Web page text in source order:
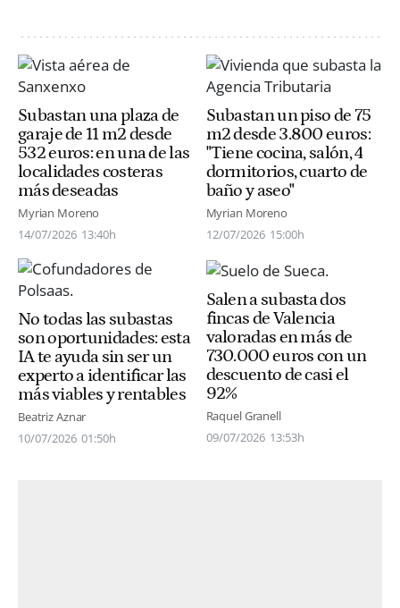
Subastan una plaza de
garaje de 11 m2 desde
532 euros: en una de las
localidades costeras
más deseadas
Myrian Moreno
14/07/2026 13:40h
Subastan un piso de 75
m2 desde 3.800 euros:
"Tiene cocina, salón, 4
dormitorios, cuarto de
baño y aseo"
Myrian Moreno
12/07/2026 15:00h
No todas las subastas
son oportunidades: esta
IA te ayuda sin ser un
experto a identificar las
más viables y rentables
Beatriz Aznar
10/07/2026 01:50h
Salen a subasta dos
fincas de Valencia
valoradas en más de
730.000 euros con un
descuento de casi el
92%
Raquel Granell
09/07/2026 13:53h